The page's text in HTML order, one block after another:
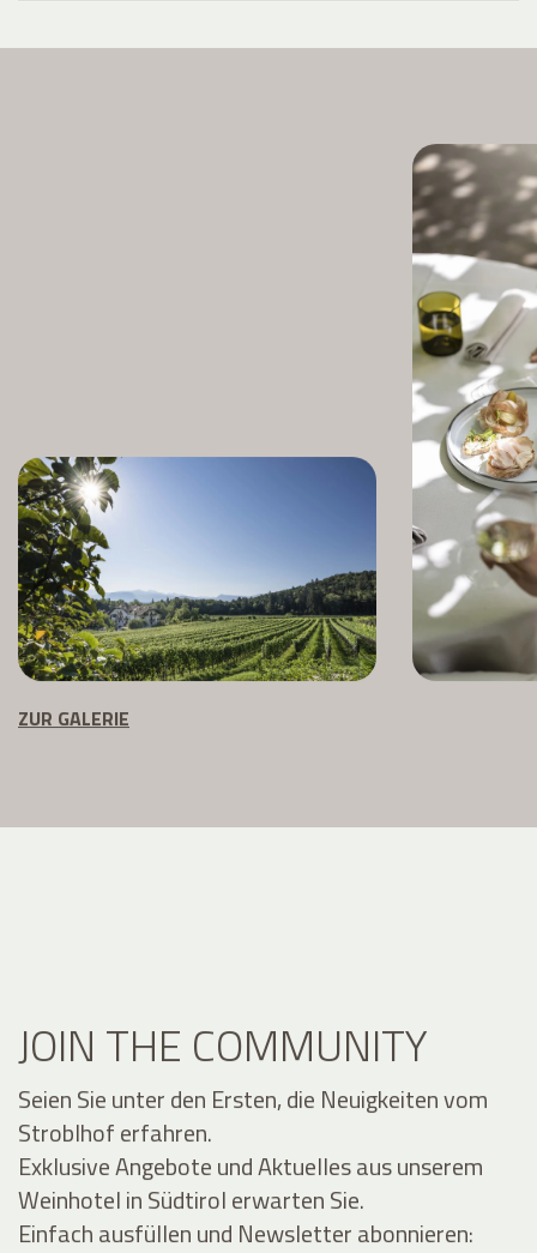
ZUR GALERIE
JOIN THE COMMUNITY
Seien Sie unter den Ersten, die Neuigkeiten vom
Stroblhof erfahren.
Exklusive Angebote und Aktuelles aus unserem
Weinhotel in Südtirol erwarten Sie.
Einfach ausfüllen und Newsletter abonnieren: